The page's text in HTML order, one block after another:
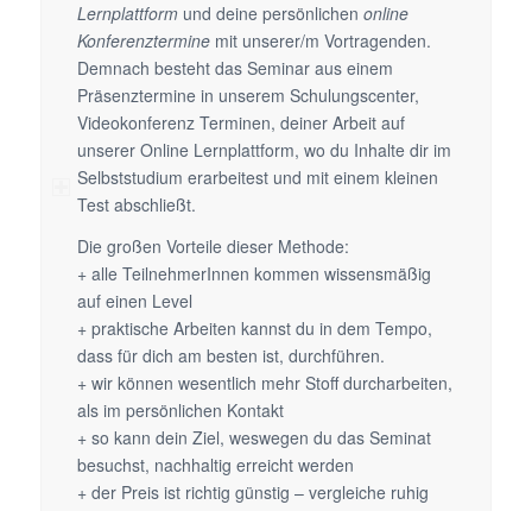
Lernplattformund deine persönlichen online
Konferenzterminemit unserer/m Vortragenden.
Demnach besteht das Seminar aus einem
Präsenztermine in unserem Schulungscenter,
Videokonferenz Terminen, deiner Arbeit auf
unserer Online Lernplattform, wo du Inhalte dir im
Selbststudium erarbeitest und mit einem kleinen
Test abschließt.
Die großen Vorteile dieser Methode:
+ alle TeilnehmerInnen kommen wissensmäßig
auf einen Level
+ praktische Arbeiten kannst du in dem Tempo,
dass für dich am besten ist, durchführen.
+ wir können wesentlich mehr Stoff durcharbeiten,
als im persönlichen Kontakt
+ so kann dein Ziel, weswegen du das Seminat
besuchst, nachhaltig erreicht werden
+ der Preis ist richtig günstig – vergleiche ruhig